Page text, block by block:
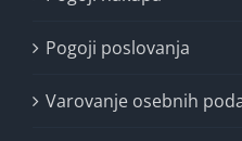
Pogoji poslovanja
Varovanje osebnih